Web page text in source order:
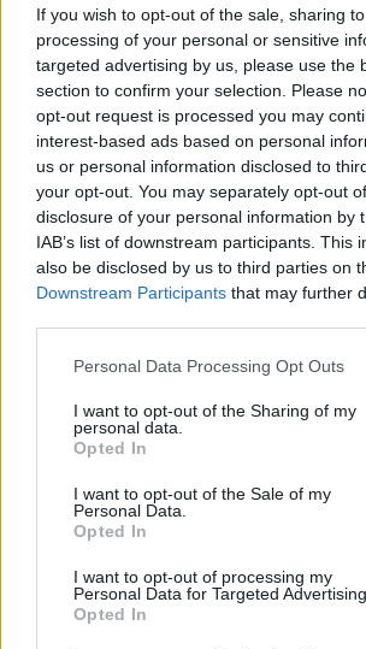
If you wish to opt-out of the sale, sharing
processing of your personal or sensitive
targeted advertising by us, please use the
section to confirm your selection. Please
opt-out request is processed you may
interest-based ads based on personal
us or personal information disclosed to
your opt-out. You may separately opt-out
disclosure of your personal information by
IAB’s list of downstream participants. This
also be disclosed by us to third parties on
Downstream Participants that may further
Please note that this website/app uses one
not limited to your visit or usage behaviour.
grant or deny consent to Google and its
use your data for below specified purposes
consent section.
Personal Data Processing Opt Outs
I want to opt-out of the Sharing of my
personal data.
Opted In
I want to opt-out of the Sale of my
Personal Data.
Opted In
I want to opt-out of processing my
Personal Data for Targeted Advertising.
Opted In
Το FIAT 500 Hybrid τώρα
από 18.990 ευρώ
της
το 2028
18η συνεχόμενη χρονιά για τον ΟΤΕ στη
δεικτών FTSE4Good
Alpha Bank: Για πρώτη φορά το Αρχαίο
άνοιξε τις πύλες του σε όλους